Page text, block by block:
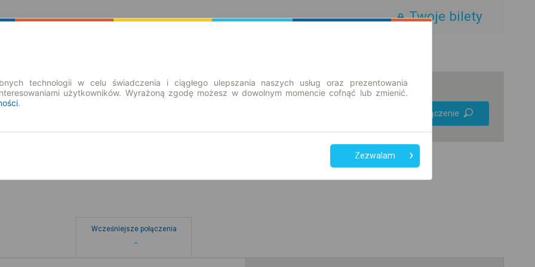
Twoje bilety
Znajdź połączenie
Wcześniejsze połączenia
technologii w celu świadczenia i ciągłego ulepszania naszych usług oraz prezentowania
użytkowników. Wyrażoną zgodę możesz w dowolnym momencie cofnąć lub zmienić.
.
Zezwalam